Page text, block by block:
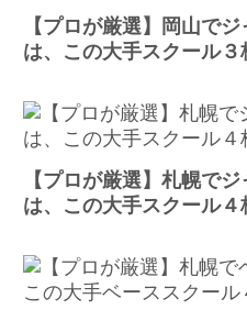
【プロが厳選】岡山で
は、この大手スクール３
【プロが厳選】札幌で
は、この大手スクール４